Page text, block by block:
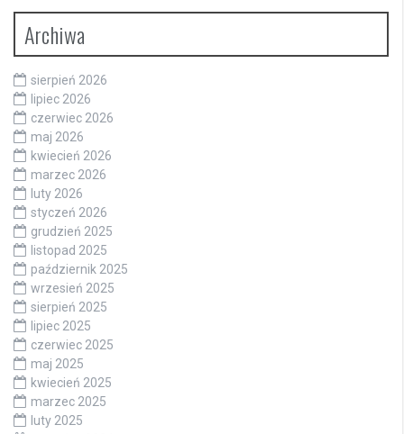
Archiwa
sierpień 2026
lipiec 2026
czerwiec 2026
maj 2026
kwiecień 2026
marzec 2026
luty 2026
styczeń 2026
grudzień 2025
listopad 2025
październik 2025
wrzesień 2025
sierpień 2025
lipiec 2025
czerwiec 2025
maj 2025
kwiecień 2025
marzec 2025
luty 2025